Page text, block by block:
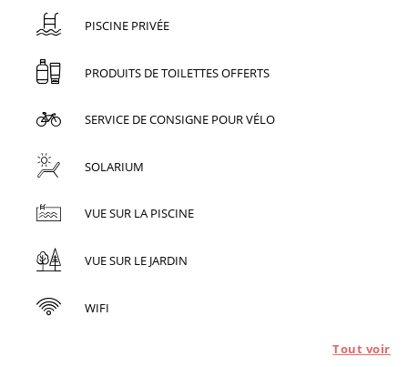
PISCINE PRIVÉE
PRODUITS DE TOILETTES OFFERTS
SERVICE DE CONSIGNE POUR VÉLO
SOLARIUM
VUE SUR LA PISCINE
VUE SUR LE JARDIN
WIFI
Tout voir